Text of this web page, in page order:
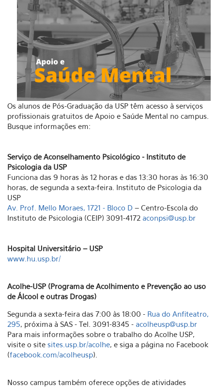
Os alunos de Pós-Graduação da USP têm acesso à serviços
profissionais gratuitos de Apoio e Saúde Mental no campus.
Busque informações em:
Serviço de Aconselhamento Psicológico - Instituto de
Psicologia da USP
Funciona das 9 horas às 12 horas e das 13:30 horas às 16:30
horas, de segunda a sexta-feira. Instituto de Psicologia da
USP
Av. Prof. Mello Moraes, 1721 - Bloco D – Centro-Escola do
Instituto de Psicologia (CEIP) 3091-4172 aconpsi@usp.br
Hospital Universitário – USP
www.hu.usp.br/
Acolhe-USP (Programa de Acolhimento e Prevenção ao uso
de Álcool e outras Drogas)
Segunda a sexta-feira das 7:00 às 18:00 - Rua do Anfiteatro,
295, próxima à SAS - Tel. 3091-8345 - acolheusp@usp.br
Para mais informações sobre o trabalho do Acolhe USP,
visite o site sites.usp.br/acolhe, e siga a página no Facebook
(facebook.com/acolheusp).
Nosso campus também oferece opções de atividades